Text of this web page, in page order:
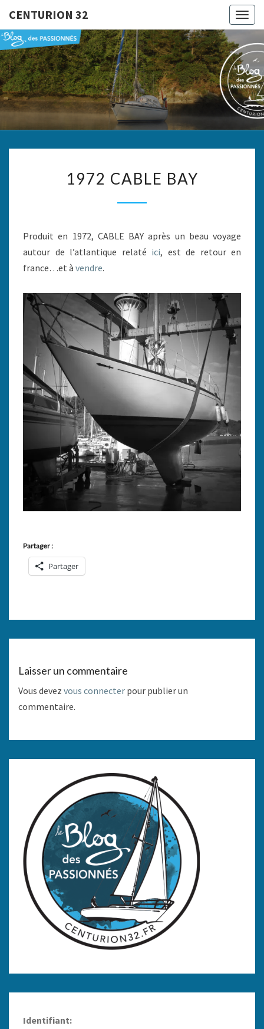
CENTURION 32
32
Le Blog
Des
Passionnés
CABLE
1972 CABLE BAY
Produit en 1972, CABLE BAY après un beau voyage
autour de l’atlantique relaté ici, est de retour en
france…et à vendre.
Partager :
Partager
Laisser un commentaire
Vous devez vous connecter pour publier un
commentaire.
Identifiant: